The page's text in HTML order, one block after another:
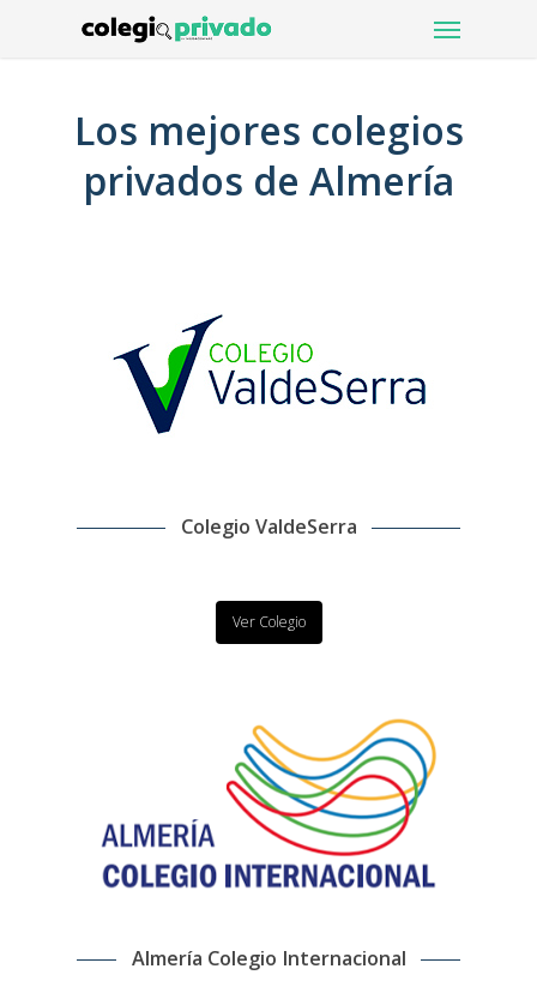
Menu
Los mejores colegios
privados de Almería
Colegio ValdeSerra
Ver Colegio
Almería Colegio Internacional